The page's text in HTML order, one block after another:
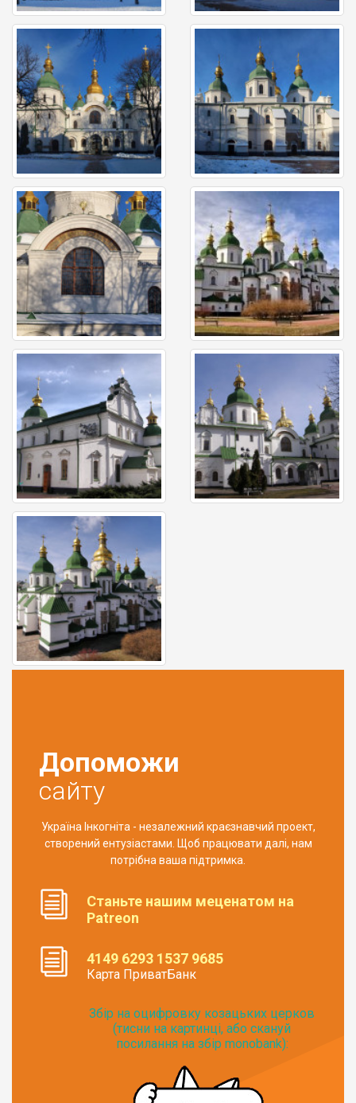
Допоможи
сайту
Україна Інкогніта - незалежний краєзнавчий проект,
створений ентузіастами. Щоб працювати далі, нам
потрібна ваша підтримка.
Станьте нашим меценатом на
Patreon
4149 6293 1537 9685
Карта ПриватБанк
Збір на оцифровку козацьких церков
(тисни на картинці, або скануй
посилання на збір monobank):